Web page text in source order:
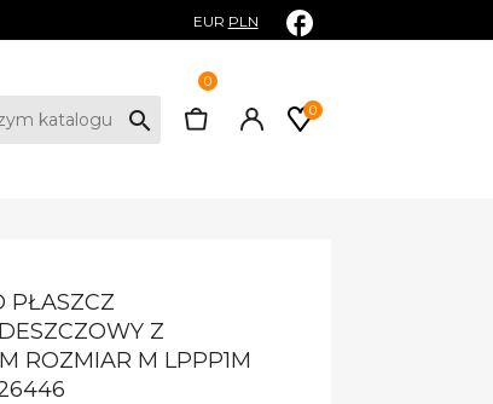
EUR PLN
0
0
search
PŁASZCZ
Z
ROZMIAR M LPPP1M